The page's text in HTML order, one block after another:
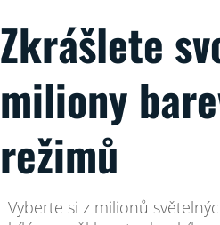
Zkrášlete
miliony
režimů
Vyberte si z milionů